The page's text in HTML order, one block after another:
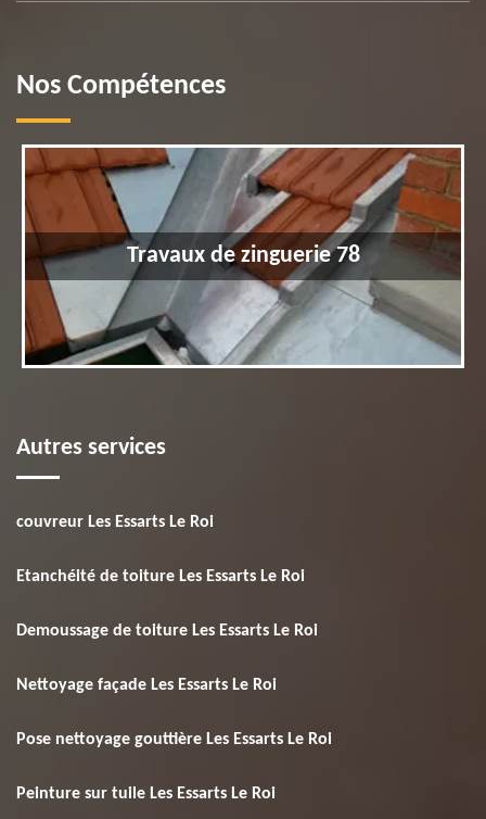
Nos Compétences
Travaux de zinguerie 78
Autres services
couvreur Les Essarts Le Roi
Etanchéité de toiture Les Essarts Le Roi
Demoussage de toiture Les Essarts Le Roi
Nettoyage façade Les Essarts Le Roi
Pose nettoyage gouttière Les Essarts Le Roi
Peinture sur tuile Les Essarts Le Roi